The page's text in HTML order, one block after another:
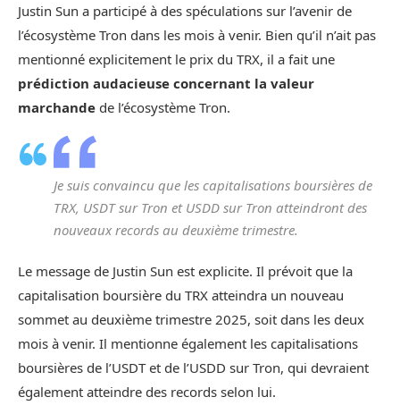
Justin Sun a participé à des spéculations sur l’avenir de
l’écosystème Tron dans les mois à venir. Bien qu’il n’ait pas
mentionné explicitement le prix du TRX, il a fait une
prédiction audacieuse concernant la valeur
marchande de l’écosystème Tron.
Je suis convaincu que les capitalisations boursières de
TRX, USDT sur Tron et USDD sur Tron atteindront des
nouveaux records au deuxième trimestre.
Le message de Justin Sun est explicite. Il prévoit que la
capitalisation boursière du TRX atteindra un nouveau
sommet au deuxième trimestre 2025, soit dans les deux
mois à venir. Il mentionne également les capitalisations
boursières de l’USDT et de l’USDD sur Tron, qui devraient
également atteindre des records selon lui.